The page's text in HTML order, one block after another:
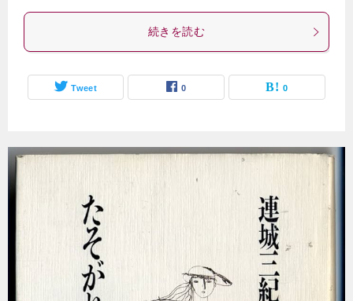
続きを読む
Tweet 0 0